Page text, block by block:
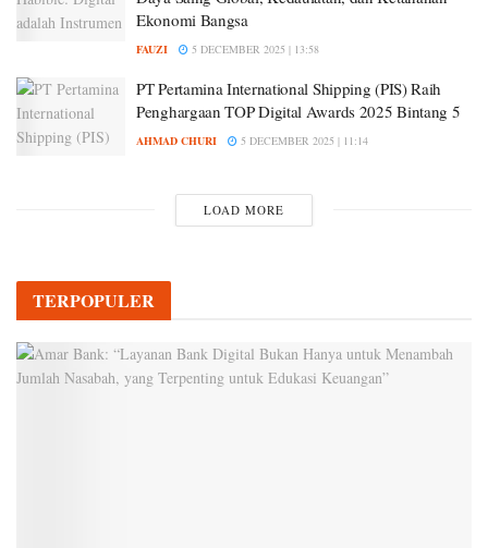
Ekonomi Bangsa
FAUZI 5 DECEMBER 2025 | 13:58
PT Pertamina International Shipping (PIS) Raih
Penghargaan TOP Digital Awards 2025 Bintang 5
AHMAD CHURI 5 DECEMBER 2025 | 11:14
LOAD MORE
TERPOPULER